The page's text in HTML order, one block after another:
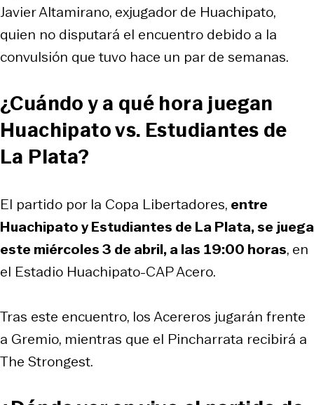
Javier Altamirano, exjugador de Huachipato,
quien no disputará el encuentro debido a la
convulsión que tuvo hace un par de semanas.
¿Cuándo y a qué hora juegan
Huachipato vs. Estudiantes de
La Plata?
El partido por la Copa Libertadores, entre
Huachipato y Estudiantes de La Plata, se juega
este miércoles 3 de abril, a las 19:00 horas, en
el Estadio Huachipato-CAP Acero.
Tras este encuentro, los Acereros jugarán frente
a Gremio, mientras que el Pincharrata recibirá a
The Strongest.